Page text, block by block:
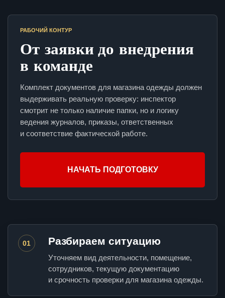
РАБОЧИЙ КОНТУР
От заявки до внедрения
в команде
Комплект документов для магазина одежды должен
выдерживать реальную проверку: инспектор
смотрит не только наличие папки, но и логику
ведения журналов, приказы, ответственных
и соответствие фактической работе.
НАЧАТЬ ПОДГОТОВКУ
01 Разбираем ситуацию
Уточняем вид деятельности, помещение,
сотрудников, текущую документацию
и срочность проверки для магазина одежды.